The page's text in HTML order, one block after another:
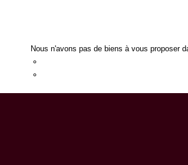
Nous n'avons pas de biens à vous proposer